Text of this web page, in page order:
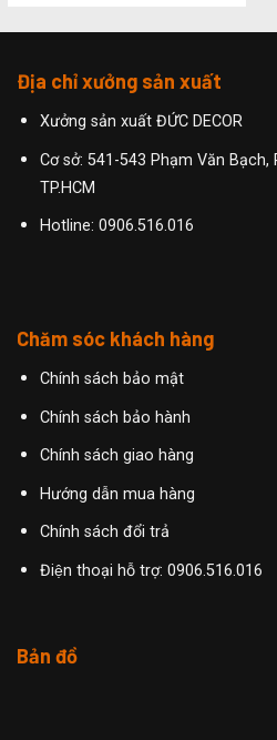
Địa chỉ xưởng sản xuất
Xưởng sản xuất ĐỨC DECOR
Cơ sở: 541-543 Phạm Văn Bạch,
TP.HCM
Hotline: 0906.516.016
Chăm sóc khách hàng
Chính sách bảo mật
Chính sách bảo hành
Chính sách giao hàng
Hướng dẫn mua hàng
Chính sách đổi trả
Điện thoại hỗ trợ: 0906.516.016
Bản đồ